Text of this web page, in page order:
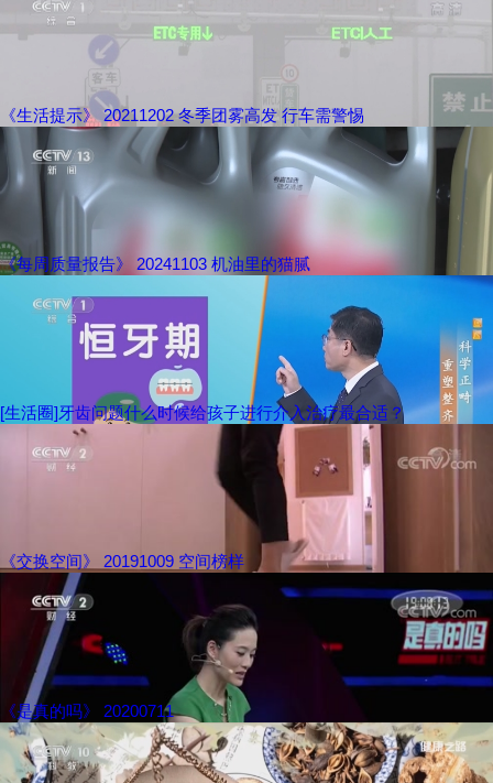
《生活提示》 20211202 冬季团雾高发 行车需警惕
《每周质量报告》 20241103 机油里的猫腻
[生活圈]牙齿问题什么时候给孩子进行介入治疗最合适？
《交换空间》 20191009 空间榜样
《是真的吗》 20200711